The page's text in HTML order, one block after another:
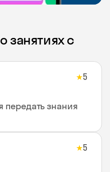
занятиях с
★5
передать знания
★5